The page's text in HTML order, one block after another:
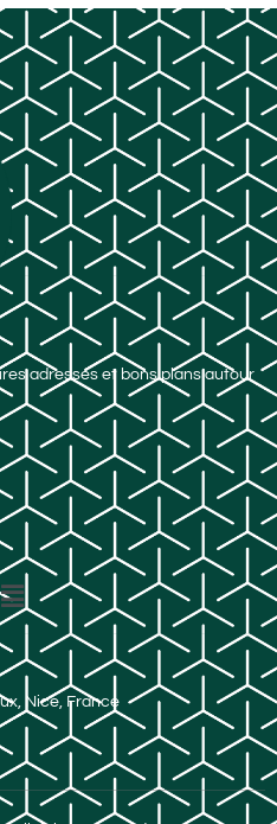
adresses et bons plans autour
Nice, France